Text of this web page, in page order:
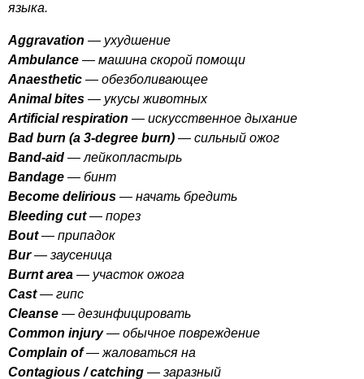
языка.
Aggravation — ухудшение
Ambulance — машина скорой помощи
Anaesthetic — обезболивающее
Animal bites — укусы животных
Artificial respiration — искусственное дыхание
Bad burn (a 3-degree burn) — сильный ожог
Band-aid — лейкопластырь
Bandage — бинт
Become delirious — начать бредить
Bleeding cut — порез
Bout — припадок
Bur — заусеница
Burnt area — участок ожога
Cast — гипс
Cleanse — дезинфицировать
Common injury— обычное повреждение
Complain of— жаловаться на
Contagious /catching — заразный